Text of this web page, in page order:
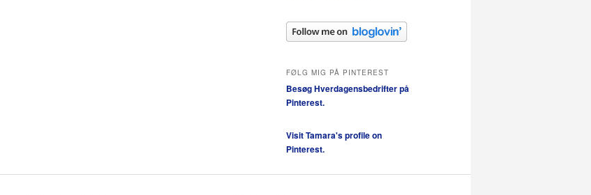
FØLG MIG PÅ PINTEREST
Besøg Hverdagensbedrifter på
Pinterest.
Visit Tamara's profile on
Pinterest.